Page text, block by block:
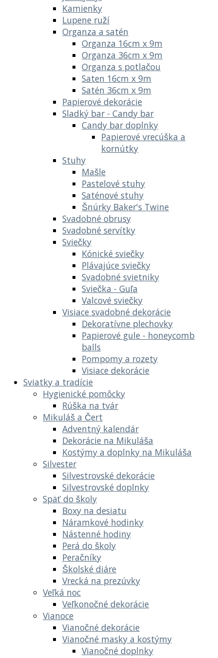
Kamienky
Lupene ruží
Organza a satén
Organza 16cm x 9m
Organza 36cm x 9m
Organza s potlačou
Saten 16cm x 9m
Satén 36cm x 9m
Papierové dekorácie
Sladký bar - Candy bar
Candy bar doplnky
Papierové vrecúška a
kornútky
Stuhy
Mašle
Pastelové stuhy
Saténové stuhy
Šnúrky Baker's Twine
Svadobné obrusy
Svadobné servítky
Sviečky
Kónické sviečky
Plávajúce sviečky
Svadobné svietniky
Sviečka - Guľa
Valcové sviečky
Visiace svadobné dekorácie
Dekoratívne plechovky
Papierové gule - honeycomb
balls
Pompomy a rozety
Visiace dekorácie
Sviatky a tradície
Hygienické pomôcky
Rúška na tvár
Mikuláš a Čert
Adventný kalendár
Dekorácie na Mikuláša
Kostýmy a doplnky na Mikuláša
Silvester
Silvestrovské dekorácie
Silvestrovské doplnky
Späť do školy
Boxy na desiatu
Náramkové hodinky
Nástenné hodiny
Perá do školy
Peračníky
Školské diáre
Vrecká na prezúvky
Veľká noc
Veľkonočné dekorácie
Vianoce
Vianočné dekorácie
Vianočné masky a kostýmy
Vianočné doplnky